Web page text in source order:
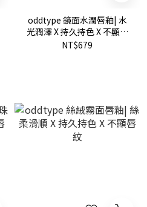
oddtype 鏡面水潤唇釉| 水
光潤澤 X 持久持色 X 不顯唇
紋
NT$679